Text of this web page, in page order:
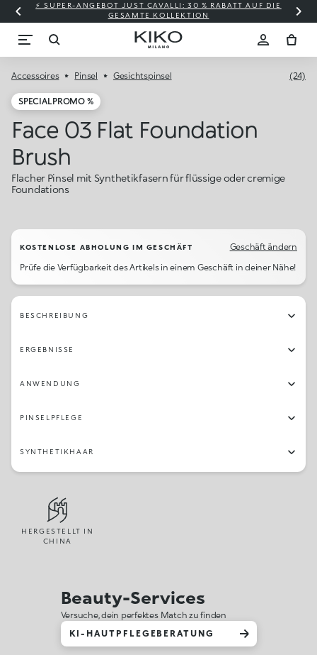
⚡ SUPER-ANGEBOT JUST CAVALLI: 30 % RABATT AUF DIE
GESAMTE KOLLEKTION
Accessoires Pinsel Gesichtspinsel (24)
SPECIAL PROMO %
Face 03 Flat Foundation
Brush
Flacher Pinsel mit Synthetikfasern für flüssige oder cremige
Foundations
KOSTENLOSE ABHOLUNG IM GESCHÄFT
Geschäft ändern
Prüfe die Verfügbarkeit des Artikels in einem Geschäft in deiner Nähe!
BESCHREIBUNG
ERGEBNISSE
ANWENDUNG
PINSELPFLEGE
SYNTHETIKHAAR
HERGESTELLT IN
CHINA
Beauty-Services
Versuche, dein perfektes Match zu finden
KI-HAUTPFLEGEBERATUNG